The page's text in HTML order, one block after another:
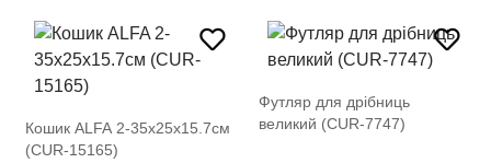
Кошик ALFA 2-35х25х15.7см
(CUR-15165)
Футляр для дрібниць
великий (CUR-7747)